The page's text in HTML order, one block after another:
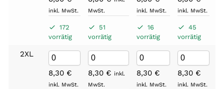
inkl. MwSt.
172
vorrätig
MwSt.
51
vorrätig
inkl. MwSt.
16
vorrätig
inkl. MwSt.
45
vorrätig
2XL
8,30 €
inkl. MwSt.
8,30 € inkl.
MwSt.
8,30 €
inkl. MwSt.
8,30 €
inkl. MwSt.